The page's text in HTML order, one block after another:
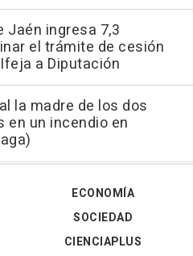
Jaén ingresa 7,3
el trámite de cesión
a Diputación
la madre de los dos
un incendio en
ECONOMÍA
SOCIEDAD
CIENCIAPLUS